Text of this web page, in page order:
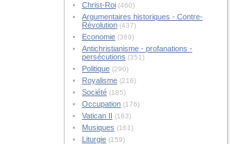
Christ-Roi(460)
Argumentaires historiques - Contre-
Révolution(437)
Economie(369)
Antichristianisme - profanations -
persécutions (351)
Politique(290)
Royalisme(216)
Société(185)
Occupation(176)
Vatican II (163)
Musiques (161)
Liturgie(159)